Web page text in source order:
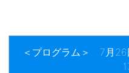
＜プログラム＞ 7月26